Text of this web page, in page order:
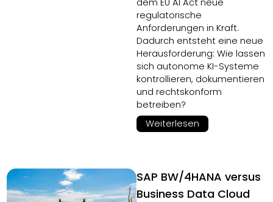
dem EU AI Act neue
regulatorische
Anforderungen in Kraft.
Dadurch entsteht eine neue
Herausforderung: Wie lassen
sich autonome KI-Systeme
kontrollieren, dokumentieren
und rechtskonform
betreiben?
Weiterlesen
SAP BW/4HANA versus
Business Data Cloud